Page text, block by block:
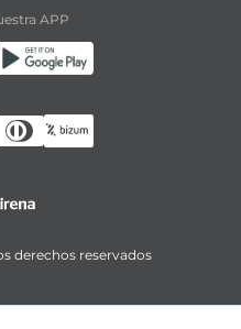
APP
derechos reservados